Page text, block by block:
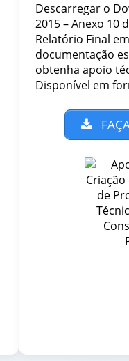
Descarregar o
2015 – Anexo 10
Relatório Final
documentação
obtenha apoio
Disponível em